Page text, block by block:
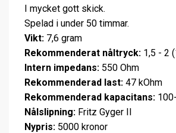
I mycket gott skick.
Spelad i under 50 timmar.
Vikt: 7,6 gram
Rekommenderat nåltryck: 1,5 - 2
Intern impedans: 550 Ohm
Rekommenderad last: 47 kOhm
Rekommenderad kapacitans:
Nålslipning: Fritz Gyger II
Nypris: 5000 kronor